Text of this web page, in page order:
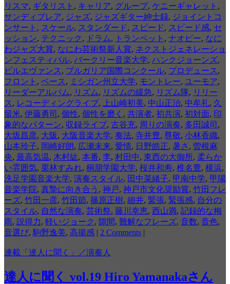
リスマ, ギタリスト , キャリア, グループ, ケニーギャレット ,
サンディブレア, ジャズ, ジャズギター紳士録, ジョイントコ
ンサート , スケール, スタンダード, スピード, スピード感, セ
ッション, テクニック , ドラム, トランペット , ナオピー, なに
わジャズ大賞, なにわ芸術祭新人賞, ネクストジェネレーショ
ンフェスティバル, バークリー音楽大学, ハンクジョーンズ,
ビルエヴァンス , ブルガリア国際コンクール, プロデュース ,
フロント , ベース , ミシガン州立大学, モントレー, ユーモア,
リーダーアルバム, リズム, リズムの緩急, リズム隊, リリー
ス , レコーディングライブ, 上山崎初美, 中山正治, 中牟礼, 久
留米, 伊藤勇司 , 個性, 個性を磨く , 共演者, 初共演, 初対面, 印
象的なパターン, 収録ライブ, 古谷充, 周りの演奏, 多田誠司 ,
大坂昌彦, 大阪, 大阪音楽大学, 奏法, 寺井豊, 尊敬, 小林香織,
山本玲子, 岡崎好朗, 広瀬未来, 愛情, 日野皓正, 暑さ , 曽根麻
央, 最高気温, 木村紘, 本番, 李, 村田中, 東西の大御所, 柔らか
い雰囲気, 栗林すみれ, 桐朋学園大学, 桜井和寿, 椎名豊, 横浜,
洗足学園音楽大学, 演奏スタイル, 田中菜緒子, 甲南中学, 甲陽
音楽学院, 真摯に向き合う , 神戸, 神戸市文化奨励賞, 竹田フレ
ーズ, 竹田一彦, 竹田節, 篠原正樹, 細井, 緊張, 緊張感, 自分の
スタイル, 自然な演奏, 芸術祭, 藤川幸恵, 西山満, 記録的な梅
雨, 説得力, 軽いジョーク , 隙間, 難解なフレーズ, 音数, 音色,
音選び, 駒野逸美, 高揚感 | 2 Comments |
連載「達人に聞く」／演奏人
達人に聞く vol.19 Hiro Yamanakaさん